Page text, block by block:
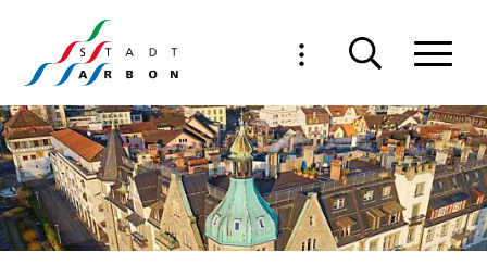
Navigieren in Arbon
Schnellnavigation